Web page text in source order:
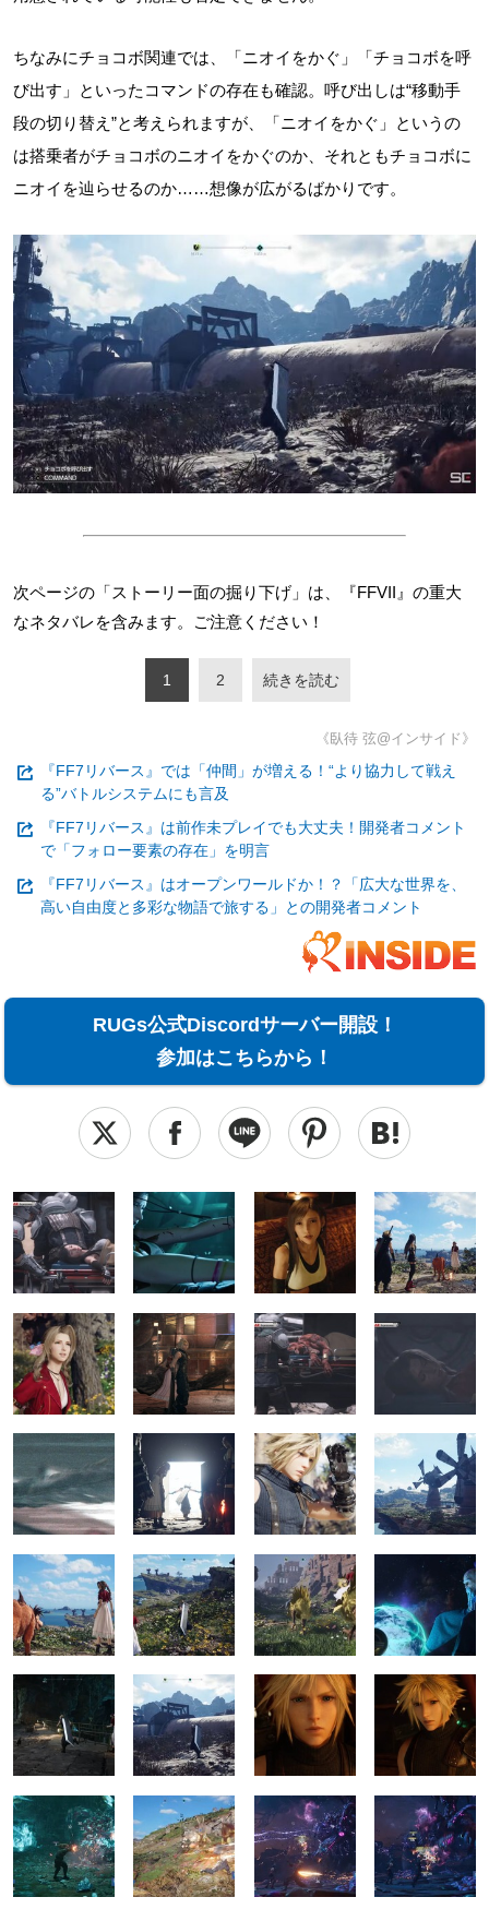
ちなみにチョコボ関連では、「ニオイをかぐ」「チョコボを呼
び出す」といったコマンドの存在も確認。呼び出しは“移動手
段の切り替え”と考えられますが、「ニオイをかぐ」というの
は搭乗者がチョコボのニオイをかぐのか、それともチョコボに
ニオイを辿らせるのか……想像が広がるばかりです。
次ページの「ストーリー面の掘り下げ」は、『FFVII』の重大
なネタバレを含みます。ご注意ください！
1 2 続きを読む
《臥待 弦@インサイド》
『FF7リバース』では「仲間」が増える！“より協力して戦え
る”バトルシステムにも言及
『FF7リバース』は前作未プレイでも大丈夫！開発者コメント
で「フォロー要素の存在」を明言
『FF7リバース』はオープンワールドか！？「広大な世界を、
高い自由度と多彩な物語で旅する」との開発者コメント
RUGs公式Discordサーバー開設！
参加はこちらから！